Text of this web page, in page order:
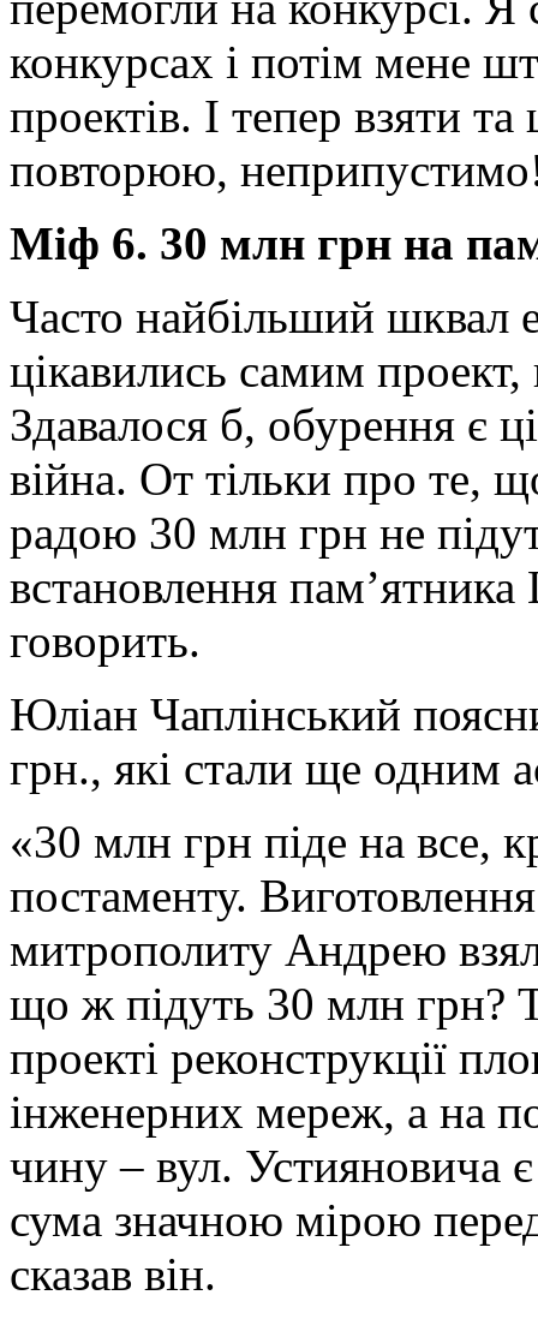
конкурсах і потім мене
проектів. І тепер взяти
повторюю,
Міф 6. 30 млн грн на
Часто найбільший шквал
цікавились самим
Здавалося б, обурення є
війна. От тільки про те,
радою 30 млн грн не
встановлення
говорить.
Юліан Чаплінський
грн., які стали ще одним
«30 млн грн піде на все,
постаменту.
митрополиту Андрею
що ж підуть 30 млн грн?
проекті реконструкції
інженерних мереж, а на
чину – вул. Устияновича
сума значною мірою
сказав він.